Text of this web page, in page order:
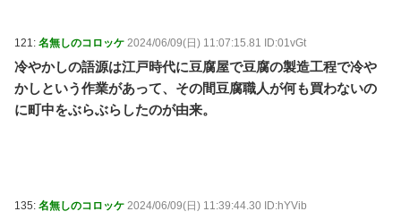
121: 名無しのコロッケ 2024/06/09(日) 11:07:15.81 ID:01vGt
冷やかしの語源は江戸時代に豆腐屋で豆腐の製造工程で冷や
かしという作業があって、その間豆腐職人が何も買わないの
に町中をぶらぶらしたのが由来。
135: 名無しのコロッケ 2024/06/09(日) 11:39:44.30 ID:hYVib